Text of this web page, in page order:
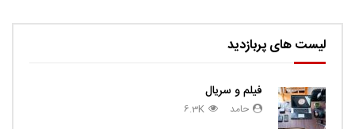
لیست های پربازدید
فیلم و سریال
حامد 6.3K